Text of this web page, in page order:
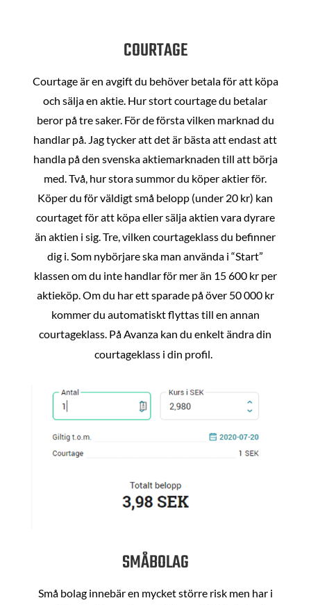
COURTAGE
Courtage är en avgift du behöver betala för att köpa
och sälja en aktie. Hur stort courtage du betalar
beror på tre saker. För de första vilken marknad du
handlar på. Jag tycker att det är bästa att endast att
handla på den svenska aktiemarknaden till att börja
med. Två, hur stora summor du köper aktier för.
Köper du för väldigt små belopp (under 20 kr) kan
courtaget för att köpa eller sälja aktien vara dyrare
än aktien i sig. Tre, vilken courtageklass du befinner
dig i. Som nybörjare ska man använda i “Start”
klassen om du inte handlar för mer än 15 600 kr per
aktieköp. Om du har ett sparade på över 50 000 kr
kommer du automatiskt flyttas till en annan
courtageklass. På Avanza kan du enkelt ändra din
courtageklass i din profil.
SMÅBOLAG
Små bolag innebär en mycket större risk men har i